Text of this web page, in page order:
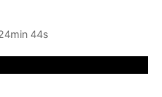
44s